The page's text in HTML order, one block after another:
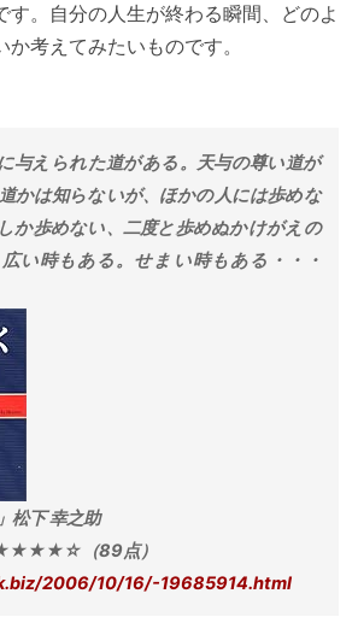
す。自分の人生が終わる瞬間、どのよ
考えてみたいものです。
与えられた道がある。天与の尊い道が
かは知らないが、ほかの人には歩めな
か歩めない、二度と歩めぬかけがえの
い時もある。せまい時もある・・・
松下 幸之助
★★★★☆（89点）
2006/10/16/-19685914.html